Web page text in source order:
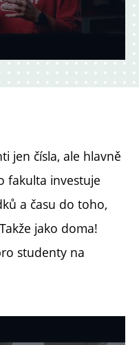
jen čísla, ale hlavně
fakulta investuje
a času do toho,
jako doma!
studenty na